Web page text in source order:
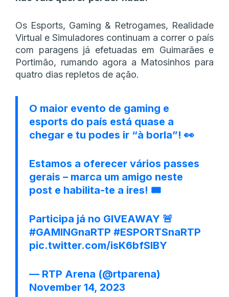
Os Esports, Gaming & Retrogames, Realidade
Virtual e Simuladores continuam a correr o país
com paragens já efetuadas em Guimarães e
Portimão, rumando agora a Matosinhos para
quatro dias repletos de ação.
O maior evento de gaming e
esports do país está quase a
chegar e tu podes ir “à borla”! 👀
Estamos a oferecer vários passes
gerais – marca um amigo neste
post e habilita-te a ires! 🎟️
Participa já no GIVEAWAY 🚨
#GAMINGnaRTP #ESPORTSnaRTP
pic.twitter.com/isK6bfSIBY
— RTP Arena (@rtparena)
November 14, 2023